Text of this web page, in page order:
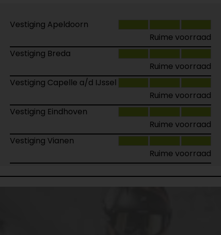
Vestiging Apeldoorn
Ruime voorraad
Vestiging Breda
Ruime voorraad
Vestiging Capelle a/d IJssel
Ruime voorraad
Vestiging Eindhoven
Ruime voorraad
Vestiging Vianen
Ruime voorraad